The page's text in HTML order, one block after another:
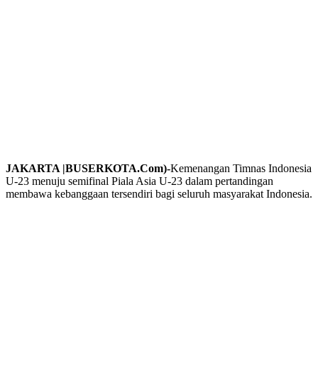
JAKARTA |BUSERKOTA.Com)-Kemenangan Timnas Indonesia
U-23 menuju semifinal Piala Asia U-23 dalam pertandingan
membawa kebanggaan tersendiri bagi seluruh masyarakat Indonesia.